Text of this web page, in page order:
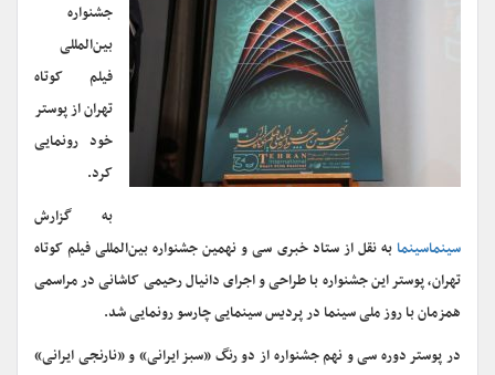
جشنواره
بین‌المللی
فیلم کوتاه
تهران از پوستر
خود رونمایی
کرد.
به گزارش
سینماسینمابه نقل از ستاد خبری سی و نهمین جشنواره بین‌المللی فیلم کوتاه
تهران، پوستر این جشنواره با طراحی و اجرای دانیال رحیمی کاشانی در مراسمی
همزمان با روز ملی سینما در پردیس سینمایی چارسو رونمایی شد.
در پوستر دوره سی و نهم جشنواره از دو رنگ «سبز ایرانی» و «نارنجی ایرانی»